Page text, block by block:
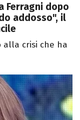
Ferragni dopo
addosso", il
alla crisi che ha